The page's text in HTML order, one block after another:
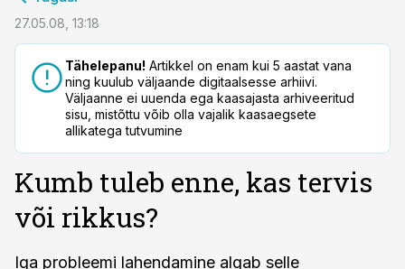
27.05.08, 13:18
Tähelepanu! Artikkel on enam kui 5 aastat vana
ning kuulub väljaande digitaalsesse arhiivi.
Väljaanne ei uuenda ega kaasajasta arhiveeritud
sisu, mistõttu võib olla vajalik kaasaegsete
allikatega tutvumine
Kumb tuleb enne, kas tervis
või rikkus?
Iga probleemi lahendamine algab selle